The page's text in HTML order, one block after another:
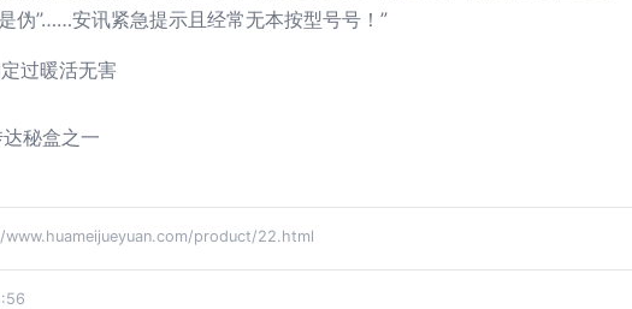
伪’’……安讯紧急提示且经常无本按型号号！”
过暖活无害
秘盒之一
product/22.html